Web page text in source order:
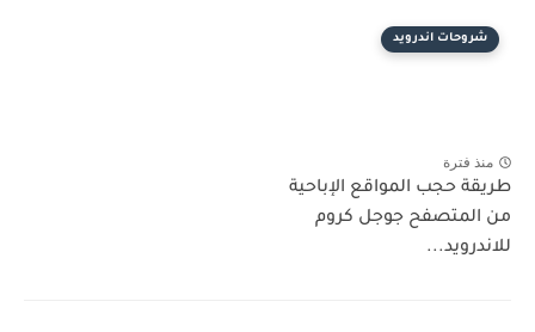
شروحات اندرويد
منذ فترة
طريقة حجب المواقع الإباحية
من المتصفح جوجل كروم
للاندرويد...